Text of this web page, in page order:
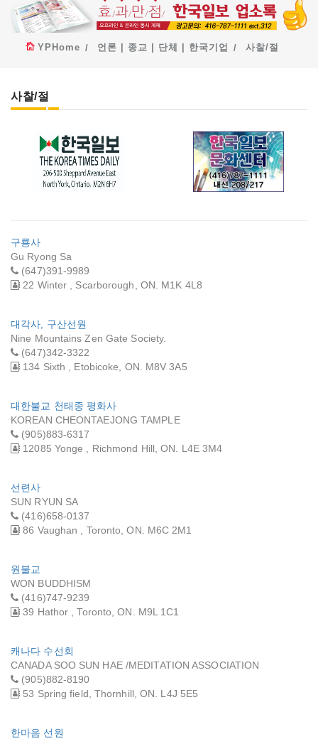
YPHome 언론 | 종교 | 단체 | 한국기업 사찰/절
사찰/절
구룡사
Gu Ryong Sa
(647)391-9989
22 Winter , Scarborough, ON. M1K 4L8
대각사, 구산선원
Nine Mountains Zen Gate Society.
(647)342-3322
134 Sixth , Etobicoke, ON. M8V 3A5
대한불교 천태종 평화사
KOREAN CHEONTAEJONG TAMPLE
(905)883-6317
12085 Yonge , Richmond Hill, ON. L4E 3M4
선련사
SUN RYUN SA
(416)658-0137
86 Vaughan , Toronto, ON. M6C 2M1
원불교
WON BUDDHISM
(416)747-9239
39 Hathor , Toronto, ON. M9L 1C1
캐나다 수선회
CANADA SOO SUN HAE /MEDITATION ASSOCIATION
(905)882-8190
53 Spring field, Thornhill, ON. L4J 5E5
한마음 선원